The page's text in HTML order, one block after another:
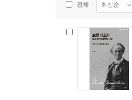
전체 최신순